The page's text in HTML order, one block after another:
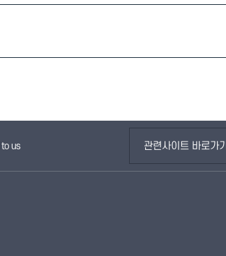
관련사이트 바로가기
to us